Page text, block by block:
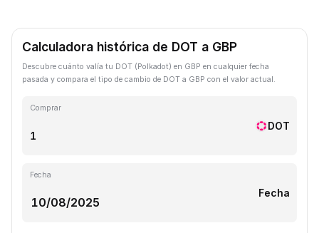
Calculadora histórica de DOT a GBP
Descubre cuánto valía tu DOT (Polkadot) en GBP en cualquier fecha
pasada y compara el tipo de cambio de DOT a GBP con el valor actual.
Comprar
DOT
Fecha
Fecha